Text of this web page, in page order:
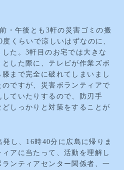
・午後とも3軒の災害ゴミの搬
くらいで涼しいはずなのに、
た。3軒目のお宅では大きな
した際に、テレビが作業ズボ
まで完全に破れてしまいまし
ですが、災害ボランティアで
ていたりするので、防刃手
しっかりと対策をすることが
し、16時40分に広島に帰りま
アに当たって、活動を理解し
ンティアセンター関係者、一